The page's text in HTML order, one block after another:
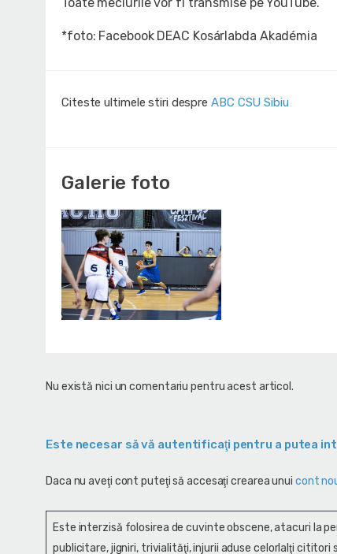
*foto: Facebook DEAC Kosárlabda Akadémia
Citeste ultimele stiri despre ABC CSU Sibiu
Galerie foto
Nu există nici un comentariu pentru acest articol.
Este necesar să vă autentificaţi pentru a putea
Daca nu aveţi cont puteţi să accesaţi crearea unui cont
Este interzisă folosirea de cuvinte obscene, atacuri la
publicitare, jigniri, trivialităţi, injurii aduse celorlalţi